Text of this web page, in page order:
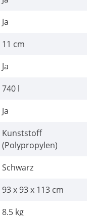
Ja
11 cm
Ja
740 l
Ja
Kunststoff
(Polypropylen)
Schwarz
93 x 93 x 113 cm
8.5 kg